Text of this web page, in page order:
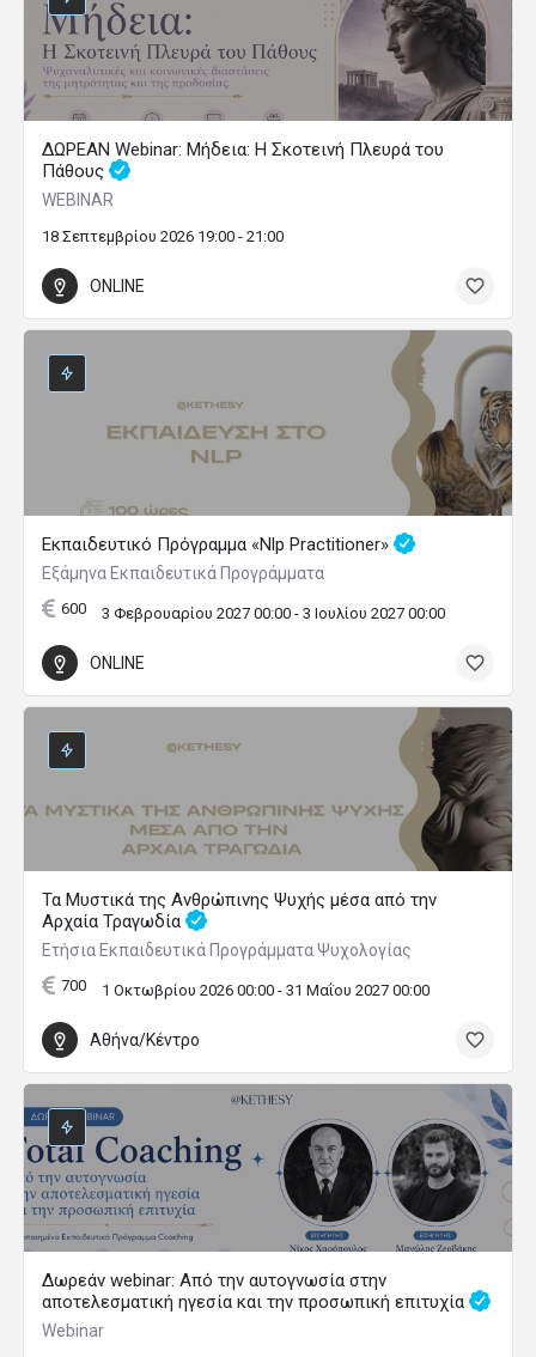
ΔΩΡΕΑΝ Webinar: Μήδεια: Η Σκοτεινή Πλευρά του
Πάθους
WEBINAR
18 Σεπτεμβρίου 2026 19:00 - 21:00
ONLINE
Εκπαιδευτικό Πρόγραμμα «Nlp Practitioner»
Εξάμηνα Εκπαιδευτικά Προγράμματα
600 3 Φεβρουαρίου 2027 00:00 - 3 Ιουλίου 2027 00:00
ONLINE
Τα Μυστικά της Ανθρώπινης Ψυχής μέσα από την
Αρχαία Τραγωδία
Ετήσια Εκπαιδευτικά Προγράμματα Ψυχολογίας
700 1 Οκτωβρίου 2026 00:00 - 31 Μαΐου 2027 00:00
Αθήνα/Κέντρο
Δωρεάν webinar: Από την αυτογνωσία στην
αποτελεσματική ηγεσία και την προσωπική επιτυχία
Webinar